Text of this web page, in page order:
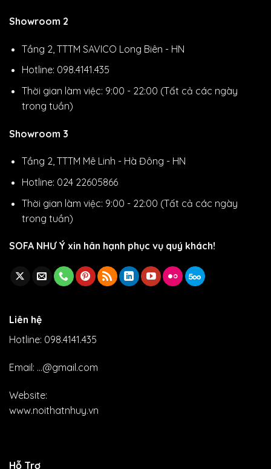
Showroom 2
Tầng 2, TTTM SAVICO Long Biên - HN
Hotline: 098.4141.435
Thời gian làm việc: 9:00 - 22:00 (Tất cả các ngày
trong tuần)
Showroom 3
Tầng 2, TTTM Mê Linh - Hà Đông - HN
Hotline: 024 22605866
Thời gian làm việc: 9:00 - 22:00 (Tất cả các ngày
trong tuần)
SOFA NHƯ Ý xin hân hạnh phục vụ quý khách!
Liên hệ
Hotline: 098.4141.435
Email: ...@gmail.com
Website:
www.noithatnhuy.vn
Hỗ Trợ